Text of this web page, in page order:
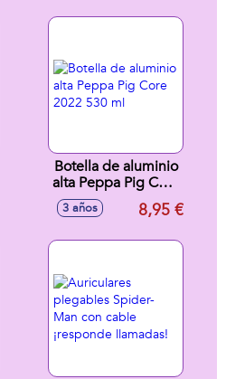
Botella de aluminio
alta Peppa Pig Core
2022 530 ml
3 años 8,95 €